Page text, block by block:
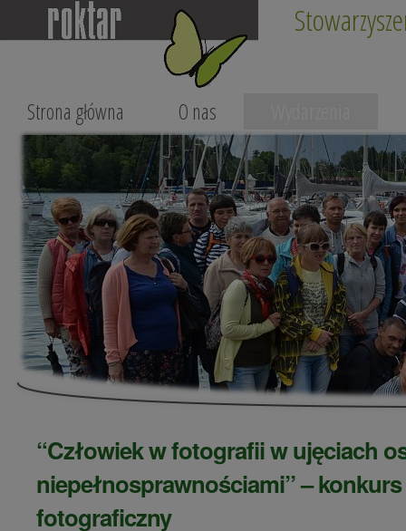
Strona główna O nas
“Człowiek w fotografii w ujęciach
niepełnosprawnościami” – konkurs
fotograficzny